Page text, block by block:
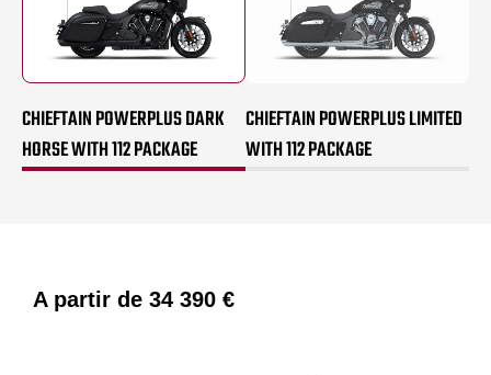
CHIEFTAIN POWERPLUS DARK
HORSE WITH 112 PACKAGE
CHIEFTAIN POWERPLUS LIMITED
WITH 112 PACKAGE
A partir de 34 390 €